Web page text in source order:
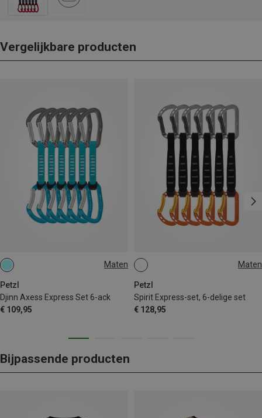
Vergelijkbare producten
Maten
Petzl
Djinn Axess Express Set 6-ack
€ 109,95
11CM Maten
Petzl
Spirit Express-set, 6-delige set
€ 128,95
17CM
Bijpassende producten